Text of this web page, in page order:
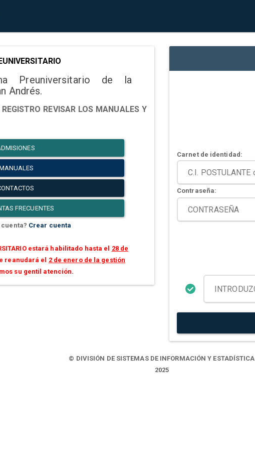
Preuniversitario de la
Andrés.
REVISAR LOS MANUALES Y
FRECUENTES
Crear cuenta
estará habilitado hasta el 28 de
reanudará el 2 de enero de la gestión
su gentil atención.
Carnet de identidad:
Contraseña:
© DIVISIÓN DE SISTEMAS DE INFORMACIÓN Y ESTADÍSTICA
2025